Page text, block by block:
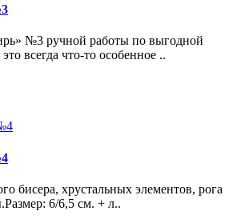
№3 ручной работы по выгодной
всегда что-то особенное ..
бисера, хрустальных элементов, рога
6/6,5 см. + л..